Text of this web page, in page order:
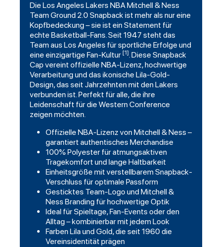
Die Los Angeles Lakers NBAMitchell& Ness
Team Ground 2.0 Snapbackist mehr als nur eine
Kopfbedeckung – sie ist ein Statement für
echte Basketball-Fans. Seit 1947 steht das
Team aus Los Angeles für sportliche Erfolge und
eine einzigartige Fan-Kultur [1]. Diese Snapback
Cap vereint offizielle NBA-Lizenz, hochwertige
Verarbeitung und das ikonische Lila-Gold-
Design, das seit Jahrzehnten mit den Lakers
verbunden ist. Perfekt für alle, die ihre
Leidenschaft für die Western Conference
zeigen möchten.
Offizielle NBA-Lizenz von Mitchell & Ness –
garantiert authentisches Merchandise
100% Polyester für atmungsaktiven
Tragekomfort und lange Haltbarkeit
Einheitsgröße mit verstellbarem Snapback-
Verschluss für optimale Passform
Gesticktes Team-Logo und Mitchell &
Ness Branding für hochwertige Optik
Ideal für Spieltage, Fan-Events oder den
Alltag – kombinierbar mit jedem Look
Farben Lila und Gold, die seit 1960 die
Vereinsidentität prägen